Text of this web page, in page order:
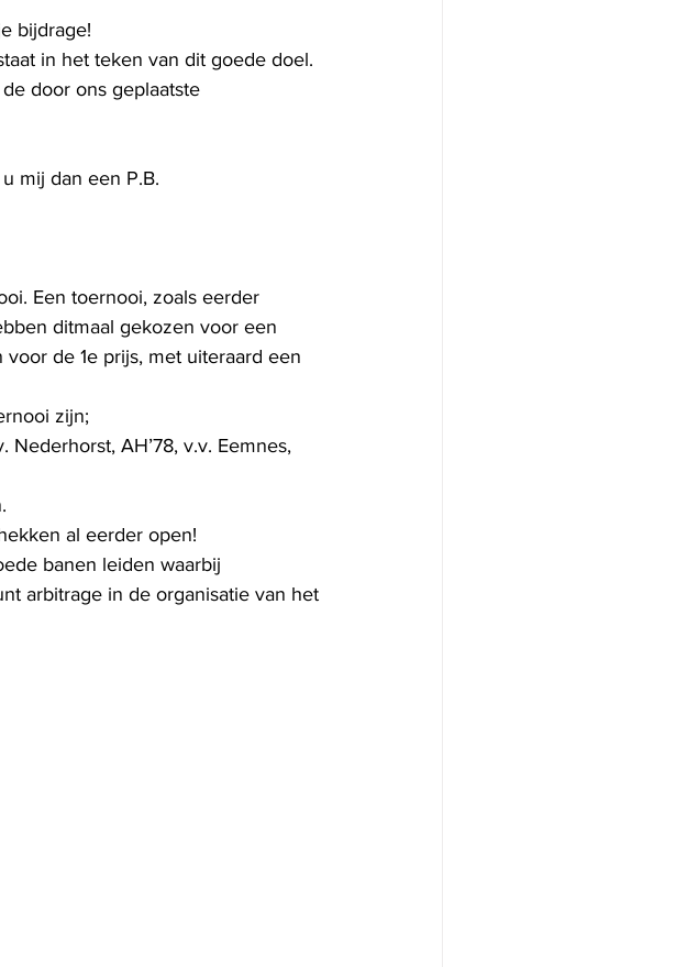
bijdrage!
in het teken van dit goede doel.
door ons geplaatste
mij dan een P.B.
Een toernooi, zoals eerder
ditmaal gekozen voor een
de 1e prijs, met uiteraard een
zijn;
Nederhorst, AH’78, v.v. Eemnes,
al eerder open!
banen leiden waarbij
arbitrage in de organisatie van het